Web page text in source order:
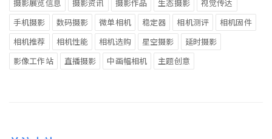
摄影展览信息
摄影资讯 摄影作品 生态摄影
视觉传达
手机摄影
数码摄影 微单相机 稳定器 相机测评
相机固件
相机推荐
相机性能 相机选购 星空摄影
延时摄影
影像工作站
直播摄影 中画幅相机 主题创意